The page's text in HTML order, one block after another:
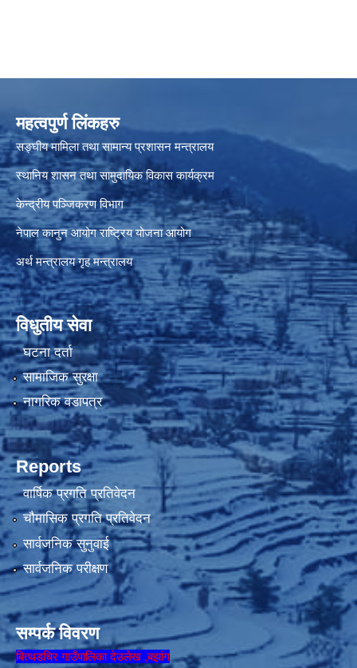
महत्वपुर्ण लिंकहरु
सङ्घीय मामिला तथा सामान्य प्रशासन मन्त्रालय
स्थानिय शासन तथा सामुदायिक विकास कार्यक्रम
केन्द्रीय पञ्जिकरण विभाग
नेपाल कानुन आयोग राष्ट्रिय योजना आयोग
अर्थ मन्त्रालय गृह मन्त्रालय
विधुतीय सेवा
घटना दर्ता
सामाजिक सुरक्षा
नागरिक वडापत्र
Reports
वार्षिक प्रगति प्रतिवेदन
चौमासिक प्रगति प्रतिवेदन
सार्वजनिक सुनुवाई
सार्वजनिक परीक्षण
सम्पर्क विवरण
बित्थडचिर गाउँपालिका देउलेख ,बझांग